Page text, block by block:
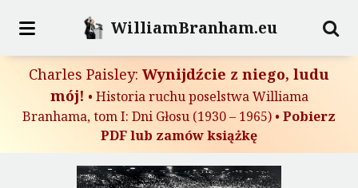
WilliamBranham.eu
Charles Paisley: Wynijdźcie z niego, ludu
mój! • Historia ruchu poselstwa Williama
Branhama, tom I: Dni Głosu (1930 – 1965) • Pobierz
PDF lub zamów książkę